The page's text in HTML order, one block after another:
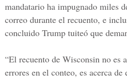
mandatario ha impugnado miles
correo durante el recuento, e
concluido Trump tuiteó que
“El recuento de Wisconsin no es
errores en el conteo, es acerca de